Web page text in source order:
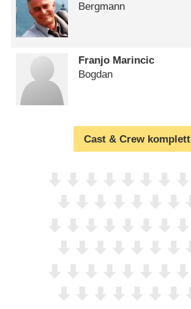
Bergmann
Franjo Marincic
Bogdan
Cast & Crew komplett